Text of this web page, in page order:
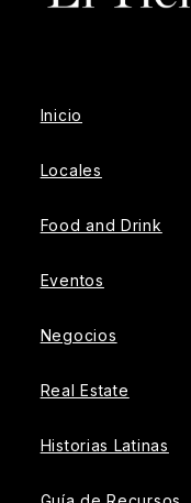
Inicio
Locales
Food and Drink
Eventos
Negocios
Real Estate
Historias Latinas